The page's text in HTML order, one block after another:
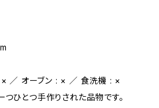
／ オーブン : × ／ 食洗機 : ×
ひとつ手作りされた品物です。